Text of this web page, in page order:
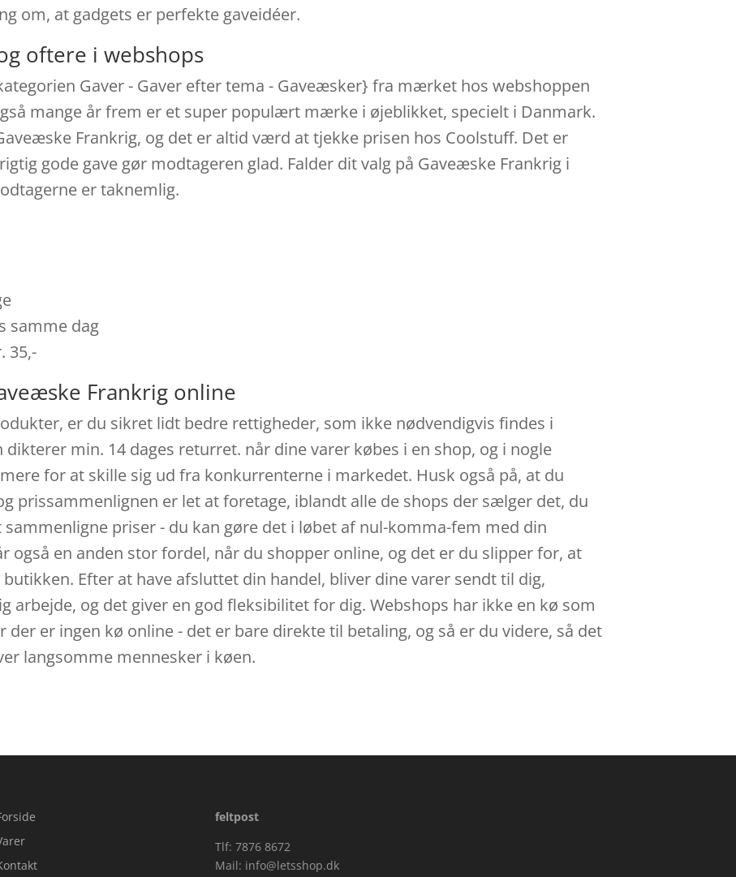
om, at gadgets er perfekte gaveidéer.
oftere i webshops
Gaver - Gaver efter tema - Gaveæsker} fra mærket hos webshoppen
mange år frem er et super populært mærke i øjeblikket, specielt i Danmark.
Frankrig, og det er altid værd at tjekke prisen hos Coolstuff. Det er
gode gave gør modtageren glad. Falder dit valg på Gaveæske Frankrig i
er taknemlig.
samme dag
35,-
Frankrig online
er du sikret lidt bedre rettigheder, som ikke nødvendigvis findes i
min. 14 dages returret. når dine varer købes i en shop, og i nogle
for at skille sig ud fra konkurrenterne i markedet. Husk også på, at du
prissammenlignen er let at foretage, iblandt alle de shops der sælger det, du
priser - du kan gøre det i løbet af nul-komma-fem med din
også en anden stor fordel, når du shopper online, og det er du slipper for, at
Efter at have afsluttet din handel, bliver dine varer sendt til dig,
arbejde, og det giver en god fleksibilitet for dig. Webshops har ikke en kø som
er ingen kø online - det er bare direkte til betaling, og så er du videre, så det
langsomme mennesker i køen.
feltpost
Tlf: 7876 8672
Mail: info@letsshop.dk